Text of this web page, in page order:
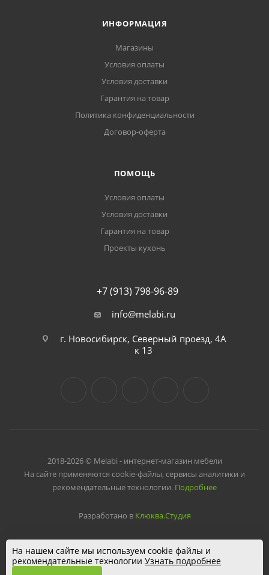
ИНФОРМАЦИЯ
Магазины
Условия оплаты
Условия доставки
Гарантия на товар
Политика конфиденциальности
Договор-оферта
ПОМОЩЬ
Условия оплаты
Условия доставки
Гарантия на товар
Проекты кухонь
+7 (913) 798-96-89
info@melabi.ru
г. Новосибирск, Северный проезд, 4А
к 13
2018-2026 © Melabi - интернет-магазин мебели
На сайте применяются cookie-файлы, сервисы аналитики и
рекомендательные технологии. Подробнее
Разработано в Клюква.Студия
На нашем сайте мы используем cookie файлы и
рекомендательные технологии Узнать подробнее